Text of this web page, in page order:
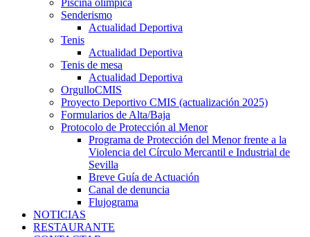
Piscina olímpica
Senderismo
Actualidad Deportiva
Tenis
Actualidad Deportiva
Tenis de mesa
Actualidad Deportiva
OrgulloCMIS
Proyecto Deportivo CMIS (actualización 2025)
Formularios de Alta/Baja
Protocolo de Protección al Menor
Programa de Protección del Menor frente a la
Violencia del Círculo Mercantil e Industrial de
Sevilla
Breve Guía de Actuación
Canal de denuncia
Flujograma
NOTICIAS
RESTAURANTE